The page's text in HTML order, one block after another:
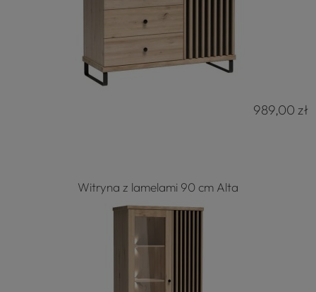
989,00 zł
Witryna z lamelami 90 cm Alta